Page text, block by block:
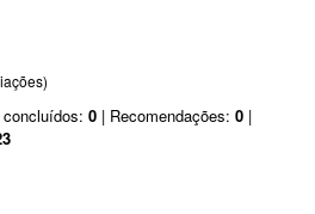
0 | Recomendações: 0 |